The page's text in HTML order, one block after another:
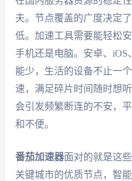
夫。节点覆盖的广度决定
低。加速工具需要能轻松
手机还是电脑。安卓、iOS
能少，生活的设备不止一
速，满足碎片时间随时想
会引发频繁断连的不安，
和不便。
番茄加速器面对的就是这
关键城市的优质节点，智